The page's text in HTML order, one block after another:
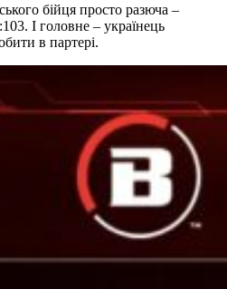
бійця просто разюча –
І головне – українець
в партері.